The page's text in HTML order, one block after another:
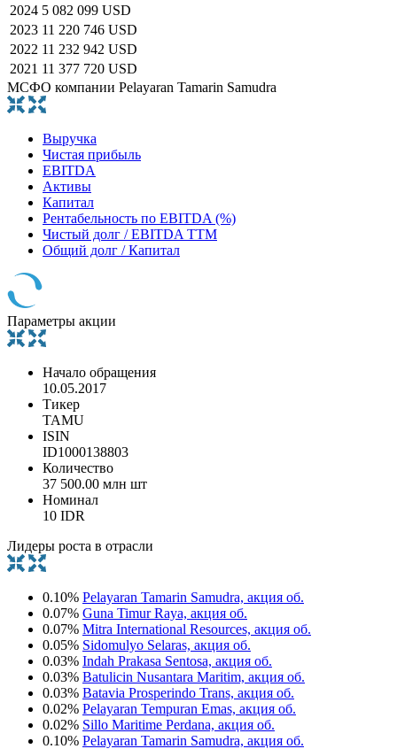
2024 5 082 099 USD
2023 11 220 746 USD
2022 11 232 942 USD
2021 11 377 720 USD
МСФО компании Pelayaran Tamarin Samudra
Выручка
Чистая прибыль
EBITDA
Активы
Капитал
Рентабельность по EBITDA (%)
Чистый долг / EBITDA TTM
Общий долг / Капитал
Параметры акции
Начало обращения
10.05.2017
Тикер
TAMU
ISIN
ID1000138803
Количество
37 500.00 млн шт
Номинал
10 IDR
Лидеры роста в отрасли
0.10% Pelayaran Tamarin Samudra, акция об.
0.07% Guna Timur Raya, акция об.
0.07% Mitra International Resources, акция об.
0.05% Sidomulyo Selaras, акция об.
0.03% Indah Prakasa Sentosa, акция об.
0.03% Batulicin Nusantara Maritim, акция об.
0.03% Batavia Prosperindo Trans, акция об.
0.02% Pelayaran Tempuran Emas, акция об.
0.02% Sillo Maritime Perdana, акция об.
0.10% Pelayaran Tamarin Samudra, акция об.